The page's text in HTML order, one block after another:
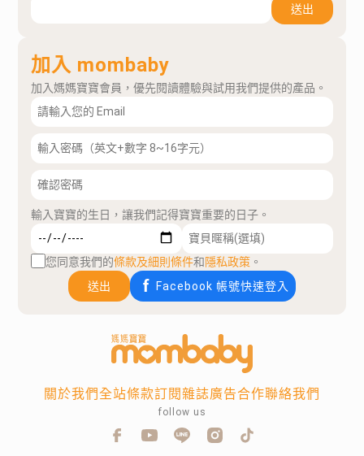
送出
加入 mombaby
加入媽媽寶寶會員，優先閱讀體驗與試用我們提供的產品。
輸入寶寶的生日，讓我們記得寶寶重要的日子。
您同意我們的條款及細則條件和隱私政策 。
送出
Facebook 帳號快速登入
關於我們全站條款訂閱雜誌廣告合作聯絡我們
follow us